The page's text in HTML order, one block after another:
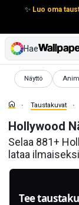
✨ Luo oma
Hae
Näyttö
Taustakuvat
Taustakuvat
Hollywood
Selaa 881+
lataa
Tee